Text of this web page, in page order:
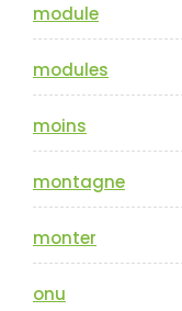
module
modules
moins
montagne
monter
onu